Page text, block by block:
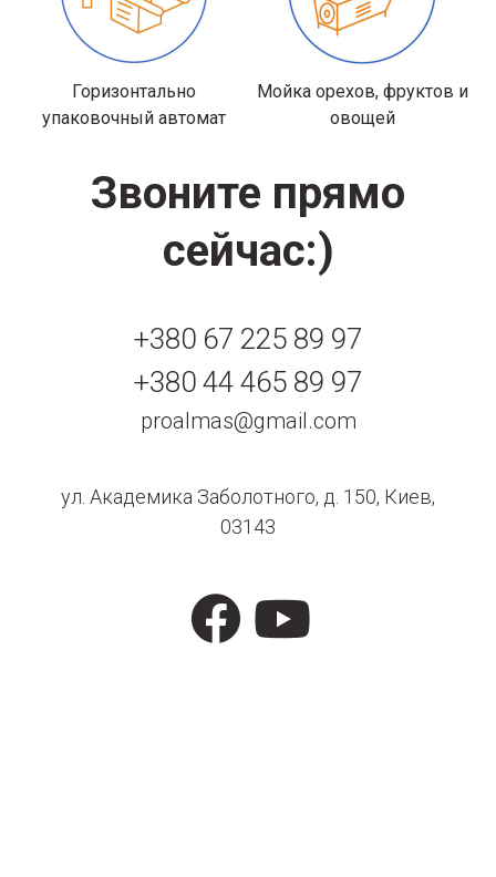
Горизонтально
упаковочный автомат
Мойка орехов, фруктов и
овощей
Звоните прямо
сейчас:)
+380 67 225 89 97
+380 44 465 89 97
proalmas@gmail.com
ул. Академика Заболотного, д. 150, Киев,
03143